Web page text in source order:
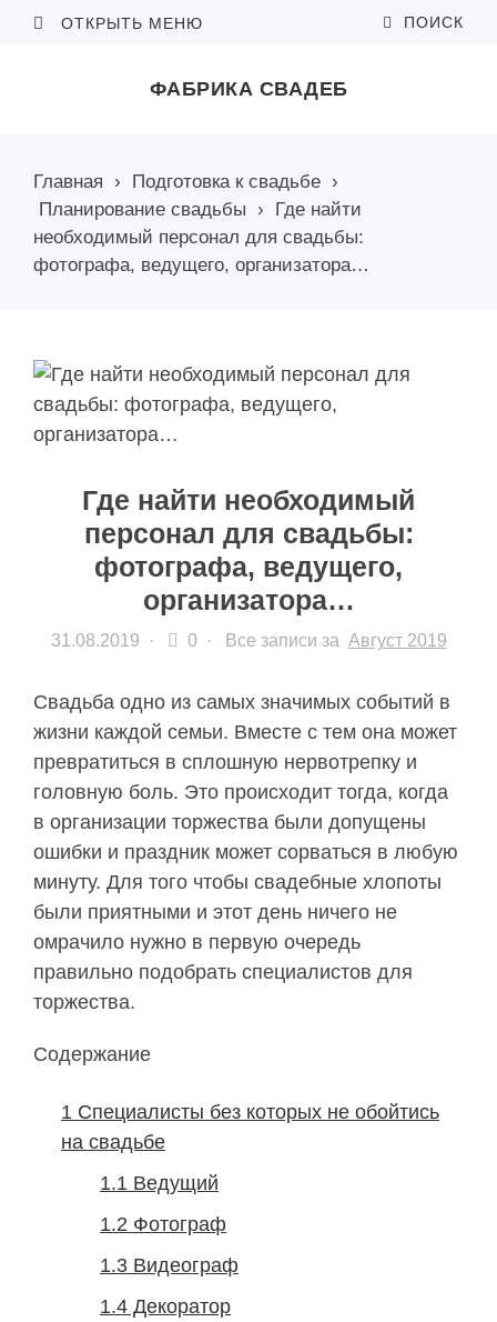
ОТКРЫТЬ МЕНЮ ПОИСК
ФАБРИКА СВАДЕБ
Главная › Подготовка к свадьбе ›
Планирование свадьбы › Где найти
необходимый персонал для свадьбы:
фотографа, ведущего, организатора…
Где найти необходимый
персонал для свадьбы:
фотографа, ведущего,
организатора…
31.08.2019 · 0 · Все записи за Август 2019
Свадьба одно из самых значимых событий в
жизни каждой семьи. Вместе с тем она может
превратиться в сплошную нервотрепку и
головную боль. Это происходит тогда, когда
в организации торжества были допущены
ошибки и праздник может сорваться в любую
минуту. Для того чтобы свадебные хлопоты
были приятными и этот день ничего не
омрачило нужно в первую очередь
правильно подобрать специалистов для
торжества.
Содержание
1 Специалисты без которых не обойтись
на свадьбе
1.1 Ведущий
1.2 Фотограф
1.3 Видеограф
1.4 Декоратор